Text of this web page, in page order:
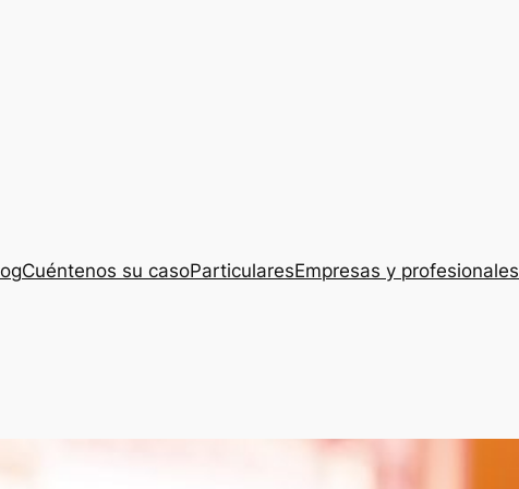
Cuéntenos su casoParticularesEmpresas y profesionales